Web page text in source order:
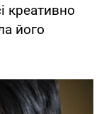
креативно
його